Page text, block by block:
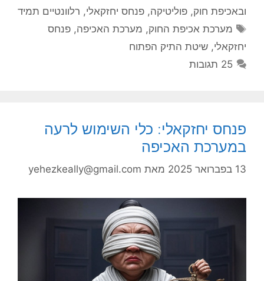
ובאכיפת חוק, פוליטיקה, פנחס יחזקאלי, רלוונטיים תמיד
תגיות
מערכת אכיפת החוק, מערכת האכיפה,פנחס
יחזקאלי, שיטת התיק הפתוח
25 תגובות
פנחס יחזקאלי: כלי השימוש לרעה
במערכת האכיפה
13 בפברואר 2025 מאת yehezkeally@gmail.com